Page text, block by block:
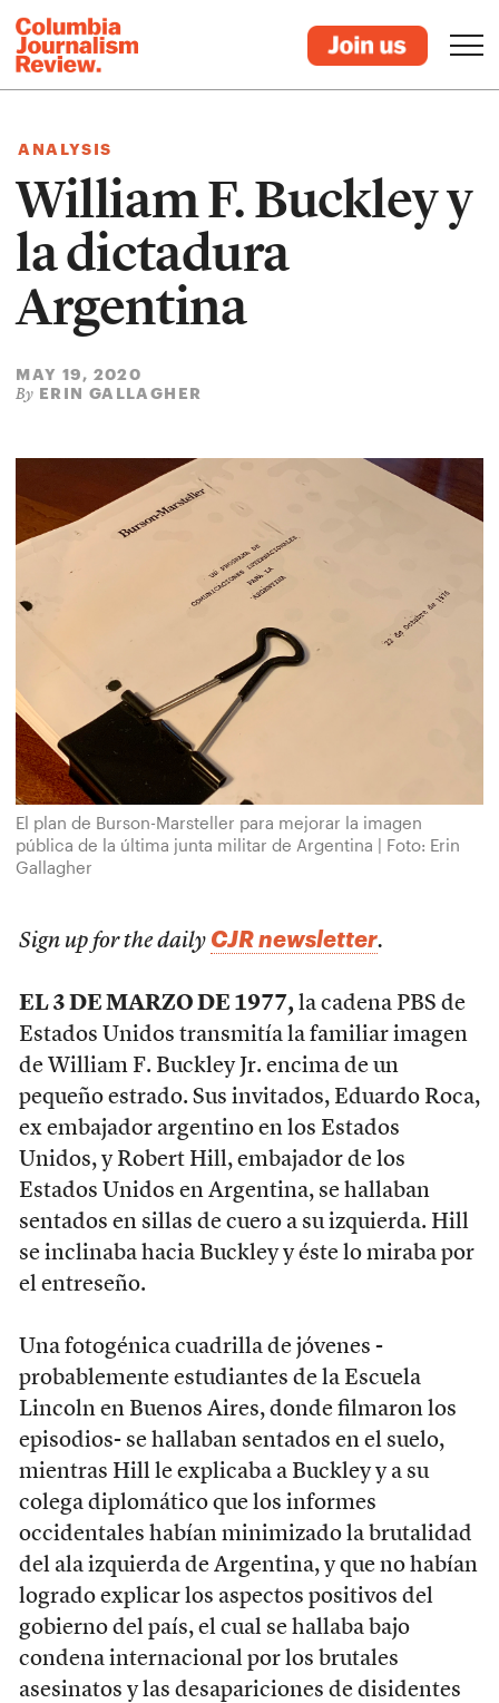
ANALYSIS
William F. Buckley y
la dictadura
Argentina
MAY 19, 2020
By ERIN GALLAGHER
El plan de Burson-Marsteller para mejorar la imagen
pública de la última junta militar de Argentina | Foto: Erin
Gallagher
Sign up for the daily CJR newsletter.
EL 3 DE MARZO DE 1977,la cadena PBS de
Estados Unidos transmitía la familiar imagen
de William F. Buckley Jr. encima de un
pequeño estrado. Sus invitados, Eduardo Roca,
ex embajador argentino en los Estados
Unidos, y Robert Hill, embajador de los
Estados Unidos en Argentina, se hallaban
sentados en sillas de cuero a su izquierda. Hill
se inclinaba hacia Buckley y éste lo miraba por
el entreseño.
Una fotogénica cuadrilla de jóvenes -
probablemente estudiantes de la Escuela
Lincoln en Buenos Aires, donde filmaron los
episodios- se hallaban sentados en el suelo,
mientras Hill le explicaba a Buckley y a su
colega diplomático que los informes
occidentales habían minimizado la brutalidad
del ala izquierda de Argentina, y que no habían
logrado explicar los aspectos positivos del
gobierno del país, el cual se hallaba bajo
condena internacional por los brutales
asesinatos y las desapariciones de disidentes